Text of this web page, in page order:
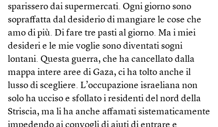
sparissero dai supermercati. Ogni giorno sono
sopraffatta dal desiderio di mangiare le cose che
amo di più. Di fare tre pasti al giorno. Ma i miei
desideri e le mie voglie sono diventati sogni
lontani. Questa guerra, che ha cancellato dalla
mappa intere aree di Gaza, ci ha tolto anche il
lusso di scegliere. L’occupazione israeliana non
solo ha ucciso e sfollato i residenti del nord della
Striscia, ma li ha anche affamati sistematicamente